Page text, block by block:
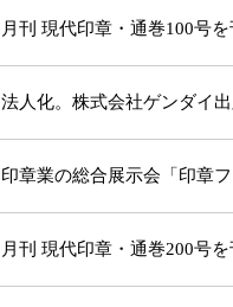
月刊 現代印章・通巻100号を
法人化。株式会社ゲンダイ出
印章業の総合展示会「印章
月刊 現代印章・通巻200号を